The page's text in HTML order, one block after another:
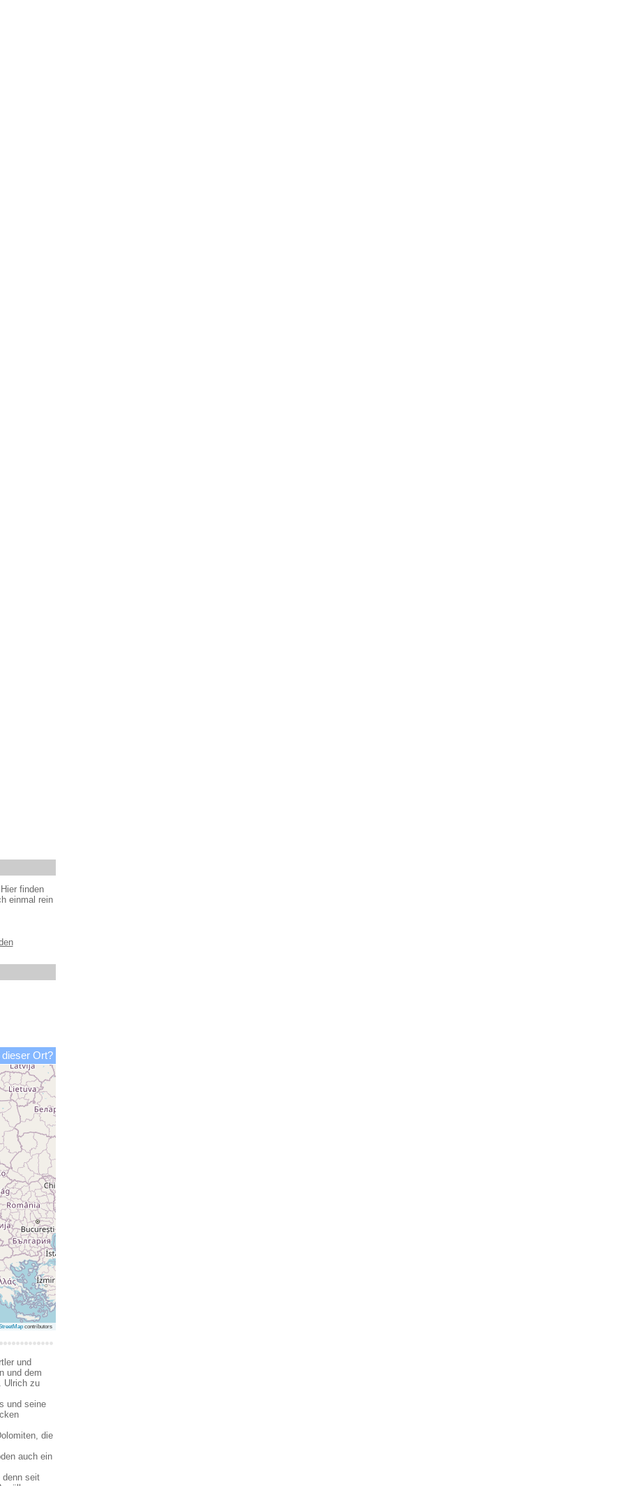
finden
einmal rein
Ort?
contributors
und
und dem
Ulrich zu
und seine
die
auch ein
denn seit